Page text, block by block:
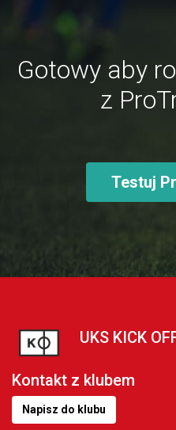
Gotowy aby
z
Testuj
UKS KICK
Kontakt z klubem
Napisz do klubu